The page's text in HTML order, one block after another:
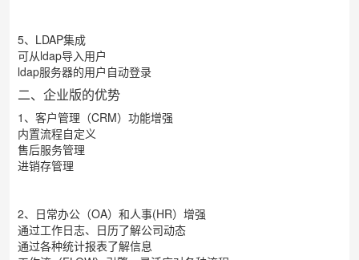
5、LDAP集成
可从ldap导入用户
ldap服务器的用户自动登录
二、企业版的优势
1、客户管理（CRM）功能增强
内置流程自定义
售后服务管理
进销存管理
2、日常办公（OA）和人事(HR）增强
通过工作日志、日历了解公司动态
通过各种统计报表了解信息